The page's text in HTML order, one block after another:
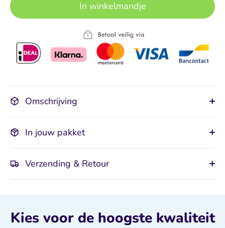
In winkelmandje
Omschrijving
In jouw pakket
Verzending & Retour
Kies voor de hoogste kwaliteit